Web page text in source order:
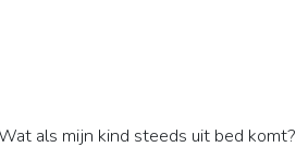
als mijn kind steeds uit bed komt?